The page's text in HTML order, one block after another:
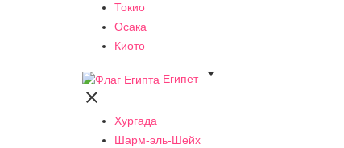
Токио
Осака
Киото
Египет


Хургада
Шарм-эль-Шейх